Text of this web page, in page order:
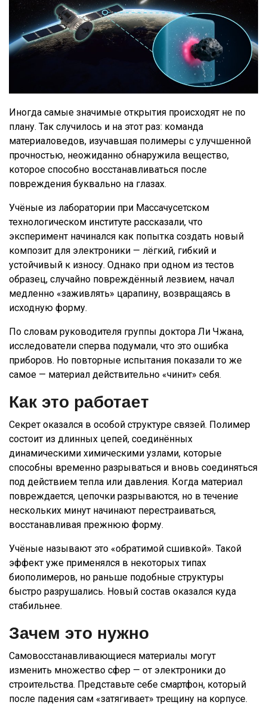
Иногда самые значимые открытия происходят не по
плану. Так случилось и на этот раз: команда
материаловедов, изучавшая полимеры с улучшенной
прочностью, неожиданно обнаружила вещество,
которое способно восстанавливаться после
повреждения буквально на глазах.
Учёные из лаборатории при Массачусетском
технологическом институте рассказали, что
эксперимент начинался как попытка создать новый
композит для электроники — лёгкий, гибкий и
устойчивый к износу. Однако при одном из тестов
образец, случайно повреждённый лезвием, начал
медленно «заживлять» царапину, возвращаясь в
исходную форму.
По словам руководителя группы доктора Ли Чжана,
исследователи сперва подумали, что это ошибка
приборов. Но повторные испытания показали то же
самое — материал действительно «чинит» себя.
Как это работает
Секрет оказался в особой структуре связей. Полимер
состоит из длинных цепей, соединённых
динамическими химическими узлами, которые
способны временно разрываться и вновь соединяться
под действием тепла или давления. Когда материал
повреждается, цепочки разрываются, но в течение
нескольких минут начинают перестраиваться,
восстанавливая прежнюю форму.
Учёные называют это «обратимой сшивкой». Такой
эффект уже применялся в некоторых типах
биополимеров, но раньше подобные структуры
быстро разрушались. Новый состав оказался куда
стабильнее.
Зачем это нужно
Самовосстанавливающиеся материалы могут
изменить множество сфер — от электроники до
строительства. Представьте себе смартфон, который
после падения сам «затягивает» трещину на корпусе.